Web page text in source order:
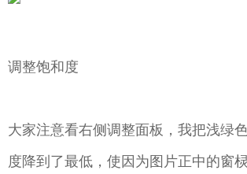
调整饱和度
大家注意看右侧调整面板，我把浅绿
度降到了最低，使因为图片正中的窗